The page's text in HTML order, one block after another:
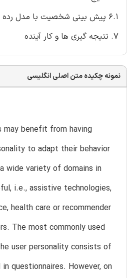
6.1 پیش بینی شخصیت با مدل رده 3
7. نتیجه گیری ها و کار آینده
نمونه چکیده متن اصلی انگلیسی
benefit from having
to adapt their behavior
wide variety of domains in
i.e., assistive technologies,
health care or recommender
The most commonly used
user personality consists of
questionnaires. However, on